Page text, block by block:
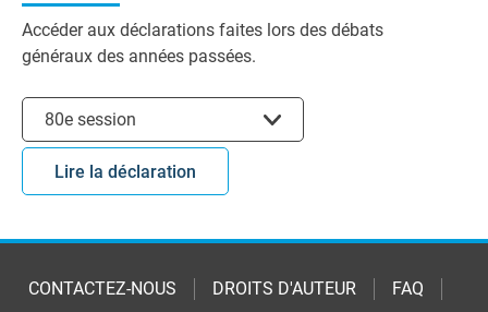
Accéder aux déclarations faites lors des débats
généraux des années passées.
Choisir la session
80e session
Lire la déclaration
CONTACTEZ-NOUS DROITS D'AUTEUR FAQ